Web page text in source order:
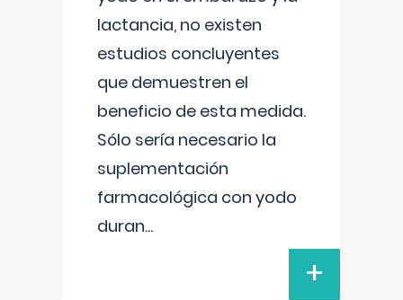
lactancia, no existen
estudios concluyentes
que demuestren el
beneficio de esta medida.
Sólo sería necesario la
suplementación
farmacológica con yodo
duran...
+